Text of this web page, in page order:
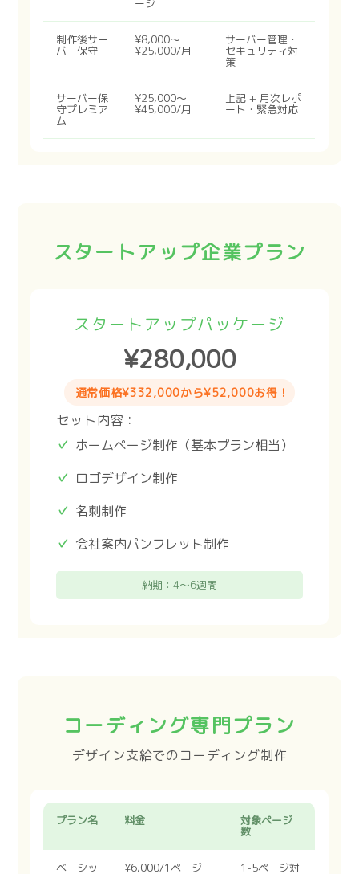
ージ
制作後サー
バー保守
¥8,000〜
¥25,000/月
サーバー管理・
セキュリティ対
策
サーバー保
守プレミア
ム
¥25,000〜
¥45,000/月
上記 + 月次レポ
ート・緊急対応
スタートアップ企業プラン
スタートアップパッケージ
¥280,000
通常価格¥332,000から¥52,000お得！
セット内容：
ホームページ制作（基本プラン相当）
ロゴデザイン制作
名刺制作
会社案内パンフレット制作
納期：4〜6週間
コーディング専門プラン
デザイン支給でのコーディング制作
プラン名 料金 対象ページ
数
ベーシッ ¥6,000/1ページ 1-5ページ対